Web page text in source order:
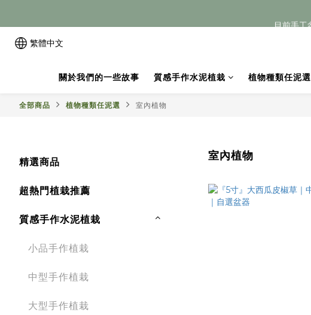
繁體中文
關於我們的一些故事 質感手作水泥植栽 植物種類任泥選
全部商品 植物種類任泥選 室內植物
精選商品
超熱門植栽推薦
質感手作水泥植栽
小品手作植栽
中型手作植栽
大型手作植栽
室內植物